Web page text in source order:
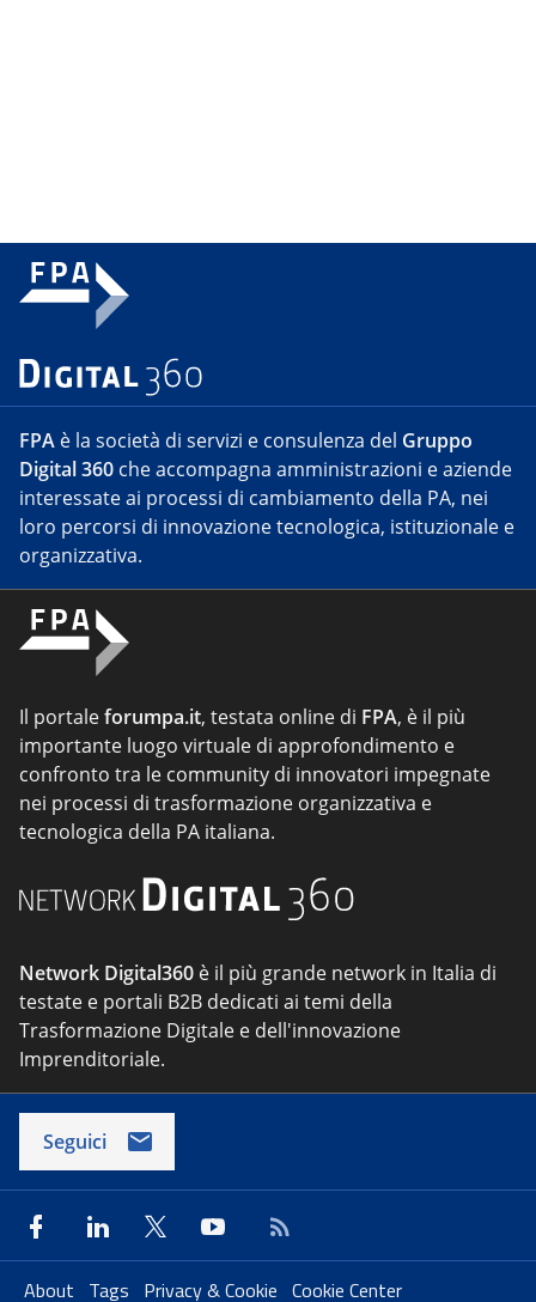
FPA è la società di servizi e consulenza del Gruppo
Digital 360 che accompagna amministrazioni e aziende
interessate ai processi di cambiamento della PA, nei
loro percorsi di innovazione tecnologica, istituzionale e
organizzativa.
Il portaleforumpa.it, testata online di FPA, è il più
importante luogo virtuale di approfondimento e
confronto tra le community di innovatori impegnate
nei processi di trasformazione organizzativa e
tecnologica della PA italiana.
Network Digital360 è il più grande network in Italia di
testate e portali B2B dedicati ai temi della
Trasformazione Digitale e dell'innovazione
Imprenditoriale.
Seguici
About Tags Privacy & Cookie Cookie Center